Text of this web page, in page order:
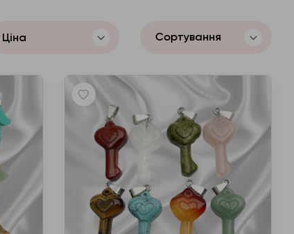
Ціна Сортування